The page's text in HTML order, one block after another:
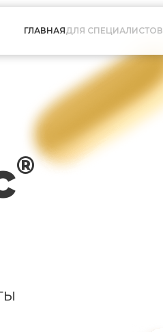
ГЛАВНАЯДЛЯ СПЕЦИАЛИСТОВ
®